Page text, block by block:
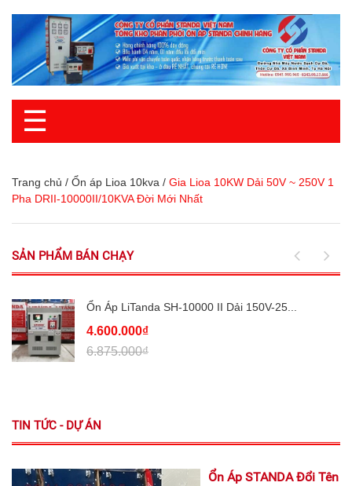
☰
Trang chủ / Ổn áp Lioa 10kva / Gia Lioa 10KW Dải 50V ~ 250V 1
Pha DRII-10000II/10KVA Đời Mới Nhất
SẢN PHẨM BÁN CHẠY
Ổn Áp LiTanda SH-10000 II Dải 150V-25...
4.600.000₫
6.875.000₫
TIN TỨC - DỰ ÁN
Ổn Áp STANDA Đổi Tên